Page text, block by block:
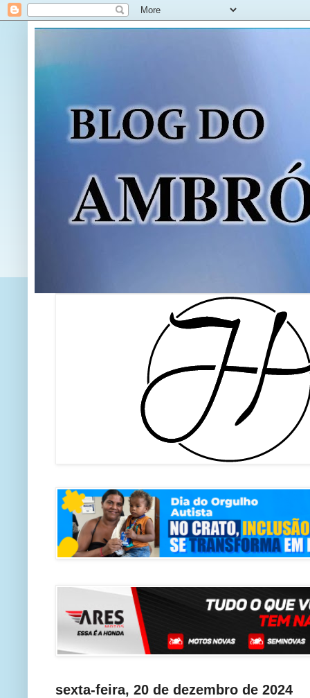
sexta-feira, 20 de dezembro de 2024